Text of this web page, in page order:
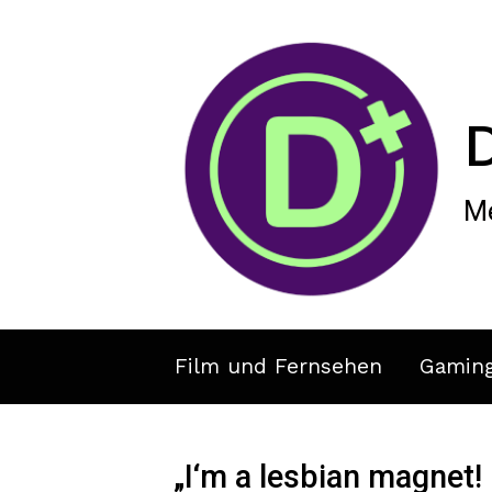
Film und Fernsehen
„I‘m a lesbian magnet!